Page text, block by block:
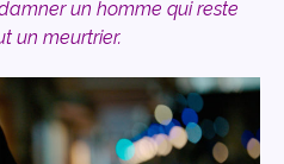
un homme qui reste
un meurtrier.